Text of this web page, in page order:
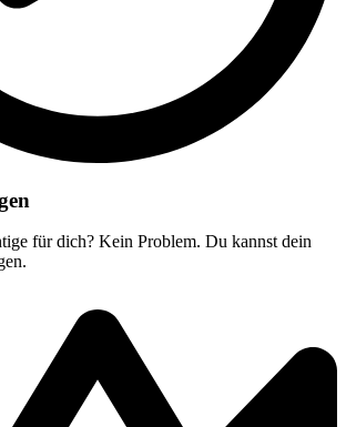
für dich? Kein Problem. Du kannst dein